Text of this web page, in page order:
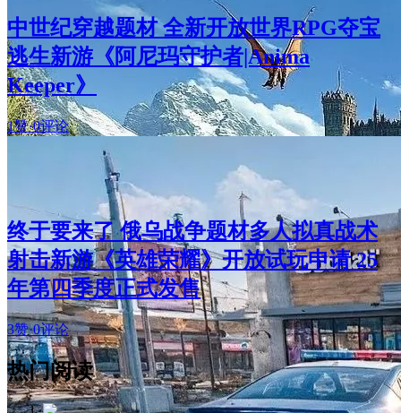
中世纪穿越题材 全新开放世界RPG夺宝
逃生新游《阿尼玛守护者|Anima
Keeper》
1赞·0评论
终于要来了 俄乌战争题材多人拟真战术
射击新游《英雄荣耀》开放试玩申请 25
年第四季度正式发售
3赞·0评论
热门阅读